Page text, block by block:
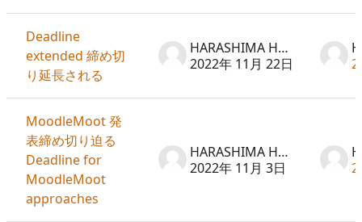
Deadline
extended 締め切
り延長される
HARASHIMA Hideto
2022年 11月 22日
MoodleMoot 発
表締め切り迫る
Deadline for
MoodleMoot
approaches
HARASHIMA Hideto
2022年 11月 3日